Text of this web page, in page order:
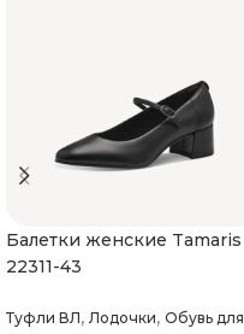
Балетки женские Tamaris
22311-43
Туфли ВЛ, Лодочки, Обувь для